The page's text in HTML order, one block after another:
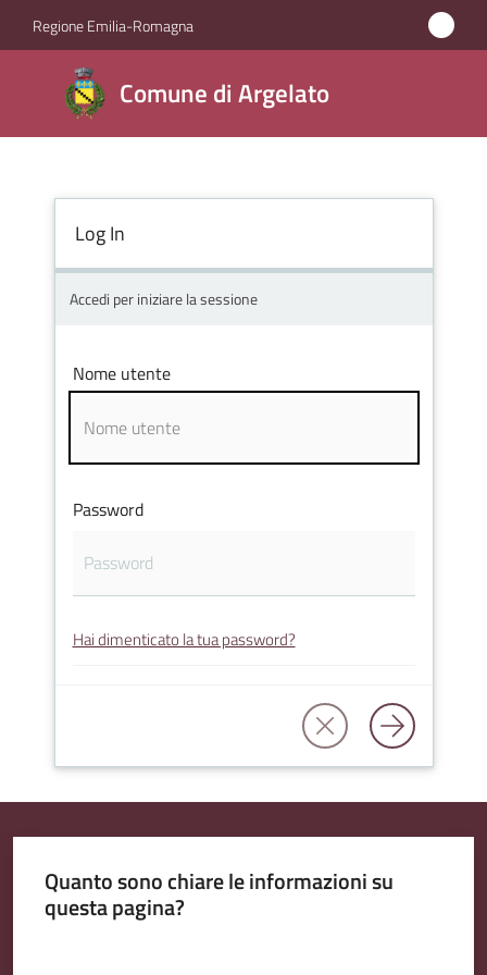
Vai al contenuto
Vai alla navigazione
Vai al footer
Regione Emilia-Romagna
Comune di Argelato
Comune
di
Argelato
Amministrazione
Novità
Servizi
Amministrazione
Seguici
Log In
Accedi per iniziare la sessione
Nome utente
Password
Hai dimenticato la tua password?
Quanto sono chiare le informazioni su
questa pagina?